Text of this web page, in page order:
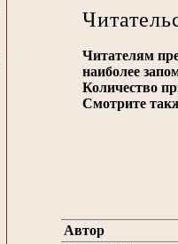
Читателям
наиболее
Количество
Смотрите
Автор